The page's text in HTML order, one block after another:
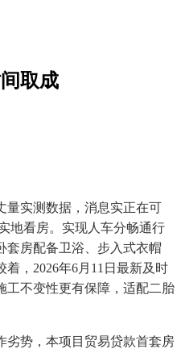
取成
实测数据，消息实正在可
地看房。实现人车分畅通行
套房配备卫浴、步入式衣帽
，2026年6月11日最新及时
工不变性更有保障，适配二胎
势，本项目贸易贷款首套房